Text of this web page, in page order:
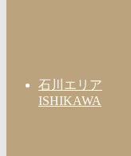
石川エリア
ISHIKAWA